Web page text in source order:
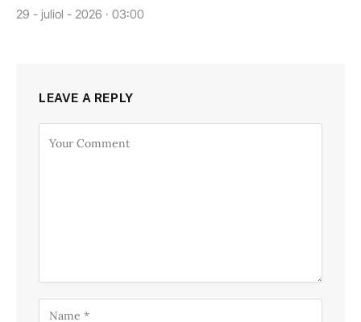
29 - juliol - 2026 · 03:00
LEAVE A REPLY